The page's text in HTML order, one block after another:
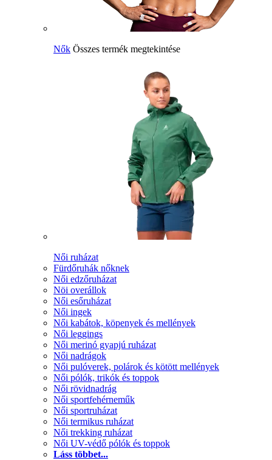
Nők Összes termék megtekintése
Női ruházat
Fürdőruhák nőknek
Női edzőruházat
Nöi overállok
Női esőruházat
Női ingek
Női kabátok, köpenyek és mellények
Női leggings
Női merinó gyapjú ruházat
Női nadrágok
Női pulóverek, polárok és kötött mellények
Női pólók, trikók és toppok
Női rövidnadrág
Női sportfehérneműk
Női sportruházat
Női termikus ruházat
Női trekking ruházat
Női UV-védő pólók és toppok
Láss többet...